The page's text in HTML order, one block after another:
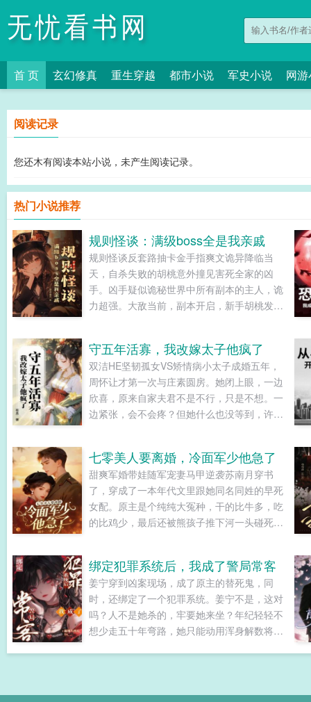
无忧看书网
首 页 玄幻修真 重生穿越 都市小说 军史小说 网
阅读记录
您还木有阅读本站小说，未产生阅读记录。
热门小说推荐
规则怪谈：满级boss全是我亲戚
规则怪谈反套路抽卡金手指爽文诡异降临当
天，自杀失败的胡桃意外撞见害死全家的凶
手。凶手疑似诡秘世界中所有副本的主人，诡
力超强。大敌当前，副本开启，新手胡桃发誓
币排行第一胡桃全能道具王胡桃诡修卡牌数量
王胡桃叮各位玩家注意，除卡牌外均可交易，
请警惕转账陷阱，游戏快乐。胡桃既然可以掠
夺，那我不是无敌了！误入女寝撕头花副本现
场，污染蔓延。胡桃一人10000冥币，不打架
上吊了。胡桃去医院路上再做两道题。走错凶
杀案现场，被当成杀人凶手。胡桃杀一个是
杀，全杀了也行。其他玩家抱头鼠窜之际，胡
桃手握医院餐厅保镖全能八大诡修卡牌纵横副
本。凶手速速现身！嗯？这人怎么长得像逝去
的未婚夫...
守五年活寡，我改嫁太子他疯了
双洁HE坚韧孤女VS矫情病小太子成婚五年，
周怀让才第一次与庄素圆房。她闭上眼，一边
欣喜，原来自家夫君不是不行，只是不想。一
边紧张，会不会疼？但她什么也没等到，许芳
第二日，周怀让送来了一位无关紧要的贵客。
说是京城丢过来体验民生的公子哥，让她好生
照料。原来周怀让的圆房，只是让她劳神费力
的补偿。公子哥一身矫情病，这不要，那不
行。庄素可不惯着，她农家出身，珍惜一米一
行。后来，许芳菲夫君暴毙，被接入周家。庄
素知道，自己的好日子过到头了。此时，公子
哥却收敛了自己怠慢的神色，认认真真地瞧着
她，问庄素，要不要随孤回京城。就算父皇真
的把江山传位于孤，孤也要分你一半。...
七零美人要离婚，冷面军少他急了
甜爽军婚带娃随军宠妻马甲逆袭苏南月穿书
了，穿成了一本年代文里跟她同名同姓的早死
女配。原主是个纯纯大冤种，干的比牛多，吃
的比鸡少，最后还被熊孩子推下河一头碰死。
己，拳头硬了！她的命，由她不由书。偏心婆
婆要打她，她拿起菜刀就是干。虚伪公公要说
教，她直接爆出他和亲家母的偷情密事。绿茶
女主举报她是敌特，她邪魅一笑，甩出自己的
高级翻译证。搞钱带崽两不误，完美改变自己
的人生，成了大院里人人羡慕的对象。只是，
秀身材？冷面老公江晏本人，谢问，已老实，
绑定犯罪系统后，我成了警局常客
姜宁穿到凶案现场，成了原主的替死鬼，同
时，还绑定了一个犯罪系统。姜宁不是，这对
吗？人不是她杀的，牢要她来坐？年纪轻轻不
想少走五十年弯路，她只能动用浑身解数将这
姜宁很刑。可她不知道的是，自己身处游戏，